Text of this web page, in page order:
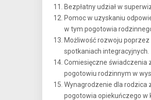
Bezpłatny udział w
Pomoc w uzyskaniu
w tym pogotowia
Możliwość rozwoju
spotkaniach integracyjnych.
Comiesięczne świadczenia
pogotowiu rodzinnym w
Wynagrodzenie dla rodzica
pogotowia opiekuńczego w